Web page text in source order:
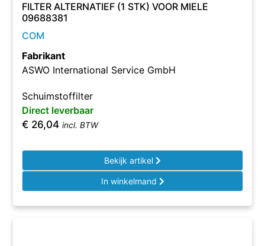
FILTER ALTERNATIEF (1 STK) VOOR MIELE
09688381
COM
Fabrikant
ASWO International Service GmbH
Schuimstoffilter
Direct leverbaar
€ 26,04 incl. BTW
Bekijk artikel
In winkelmand